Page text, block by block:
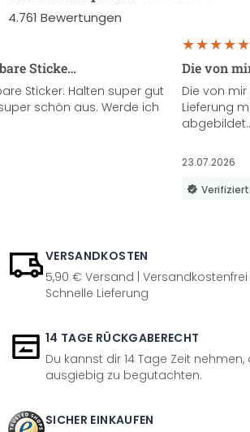
4.761 Bewertungen
Sticke…
Sticker. Halten super gut
schön aus. Werde ich
Die von
Die von
Lieferung
23.07.2026
VERSANDKOSTEN
5,90 € Versand | Versandkostenfrei
Schnelle Lieferung
14 TAGE RÜCKGABERECHT
Du kannst dir 14 Tage Zeit nehmen,
ausgiebig zu begutachten.
SICHER EINKAUFEN